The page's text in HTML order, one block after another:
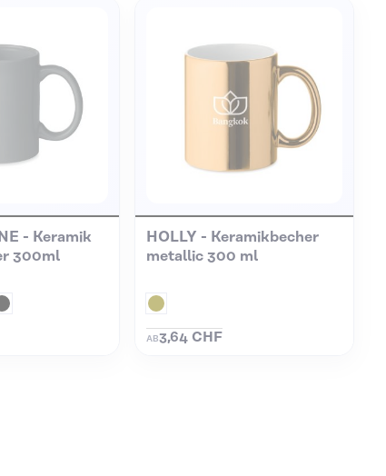
- Keramik
300ml
HOLLY - Keramikbecher
metallic 300 ml
AB3,64 CHF